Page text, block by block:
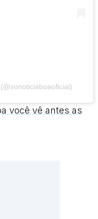
você vê antes as